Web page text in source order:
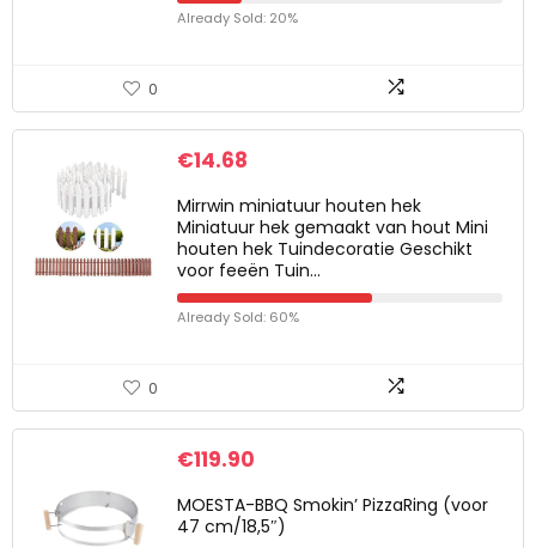
Already Sold: 20%
0
€14.68
Mirrwin miniatuur houten hek
Miniatuur hek gemaakt van hout Mini
houten hek Tuindecoratie Geschikt
voor feeën Tuin…
Already Sold: 60%
0
€119.90
MOESTA-BBQ Smokin’ PizzaRing (voor
47 cm/18,5″)